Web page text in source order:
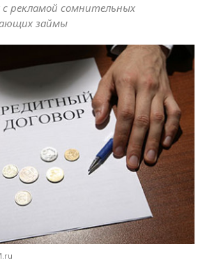
рекламой сомнительных
займы